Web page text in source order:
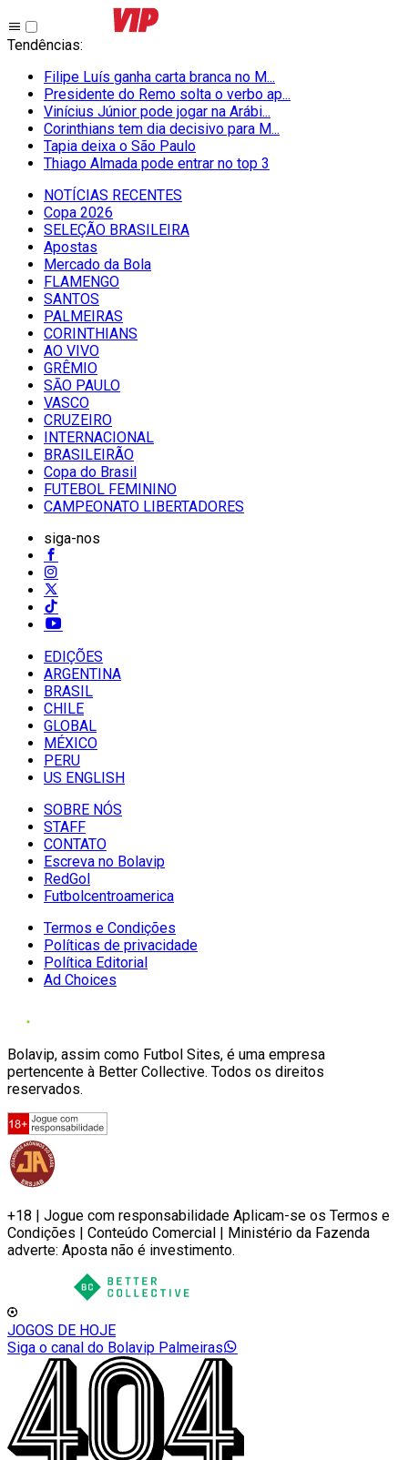
Tendências:
Filipe Luís ganha carta branca no M...
Presidente do Remo solta o verbo ap...
Vinícius Júnior pode jogar na Arábi...
Corinthians tem dia decisivo para M...
Tapia deixa o São Paulo
Thiago Almada pode entrar no top 3
NOTÍCIAS RECENTES
Copa 2026
SELEÇÃO BRASILEIRA
Apostas
Mercado da Bola
FLAMENGO
SANTOS
PALMEIRAS
CORINTHIANS
AO VIVO
GRÊMIO
SĀO PAULO
VASCO
CRUZEIRO
INTERNACIONAL
BRASILEIRÃO
Copa do Brasil
FUTEBOL FEMININO
CAMPEONATO LIBERTADORES
siga-nos
EDIÇÕES
ARGENTINA
BRASIL
CHILE
GLOBAL
MÉXICO
PERU
US ENGLISH
SOBRE NÓS
STAFF
CONTATO
Escreva no Bolavip
RedGol
Futbolcentroamerica
Termos e Condições
Políticas de privacidade
Política Editorial
Ad Choices
Bolavip, assim como Futbol Sites, é uma empresa
pertencente à Better Collective. Todos os direitos
reservados.
+18 | Jogue com responsabilidade Aplicam-se os Termos e
Condições | Conteúdo Comercial | Ministério da Fazenda
adverte: Aposta não é investimento.
JOGOS DE HOJE
Siga o canal do Bolavip Palmeiras